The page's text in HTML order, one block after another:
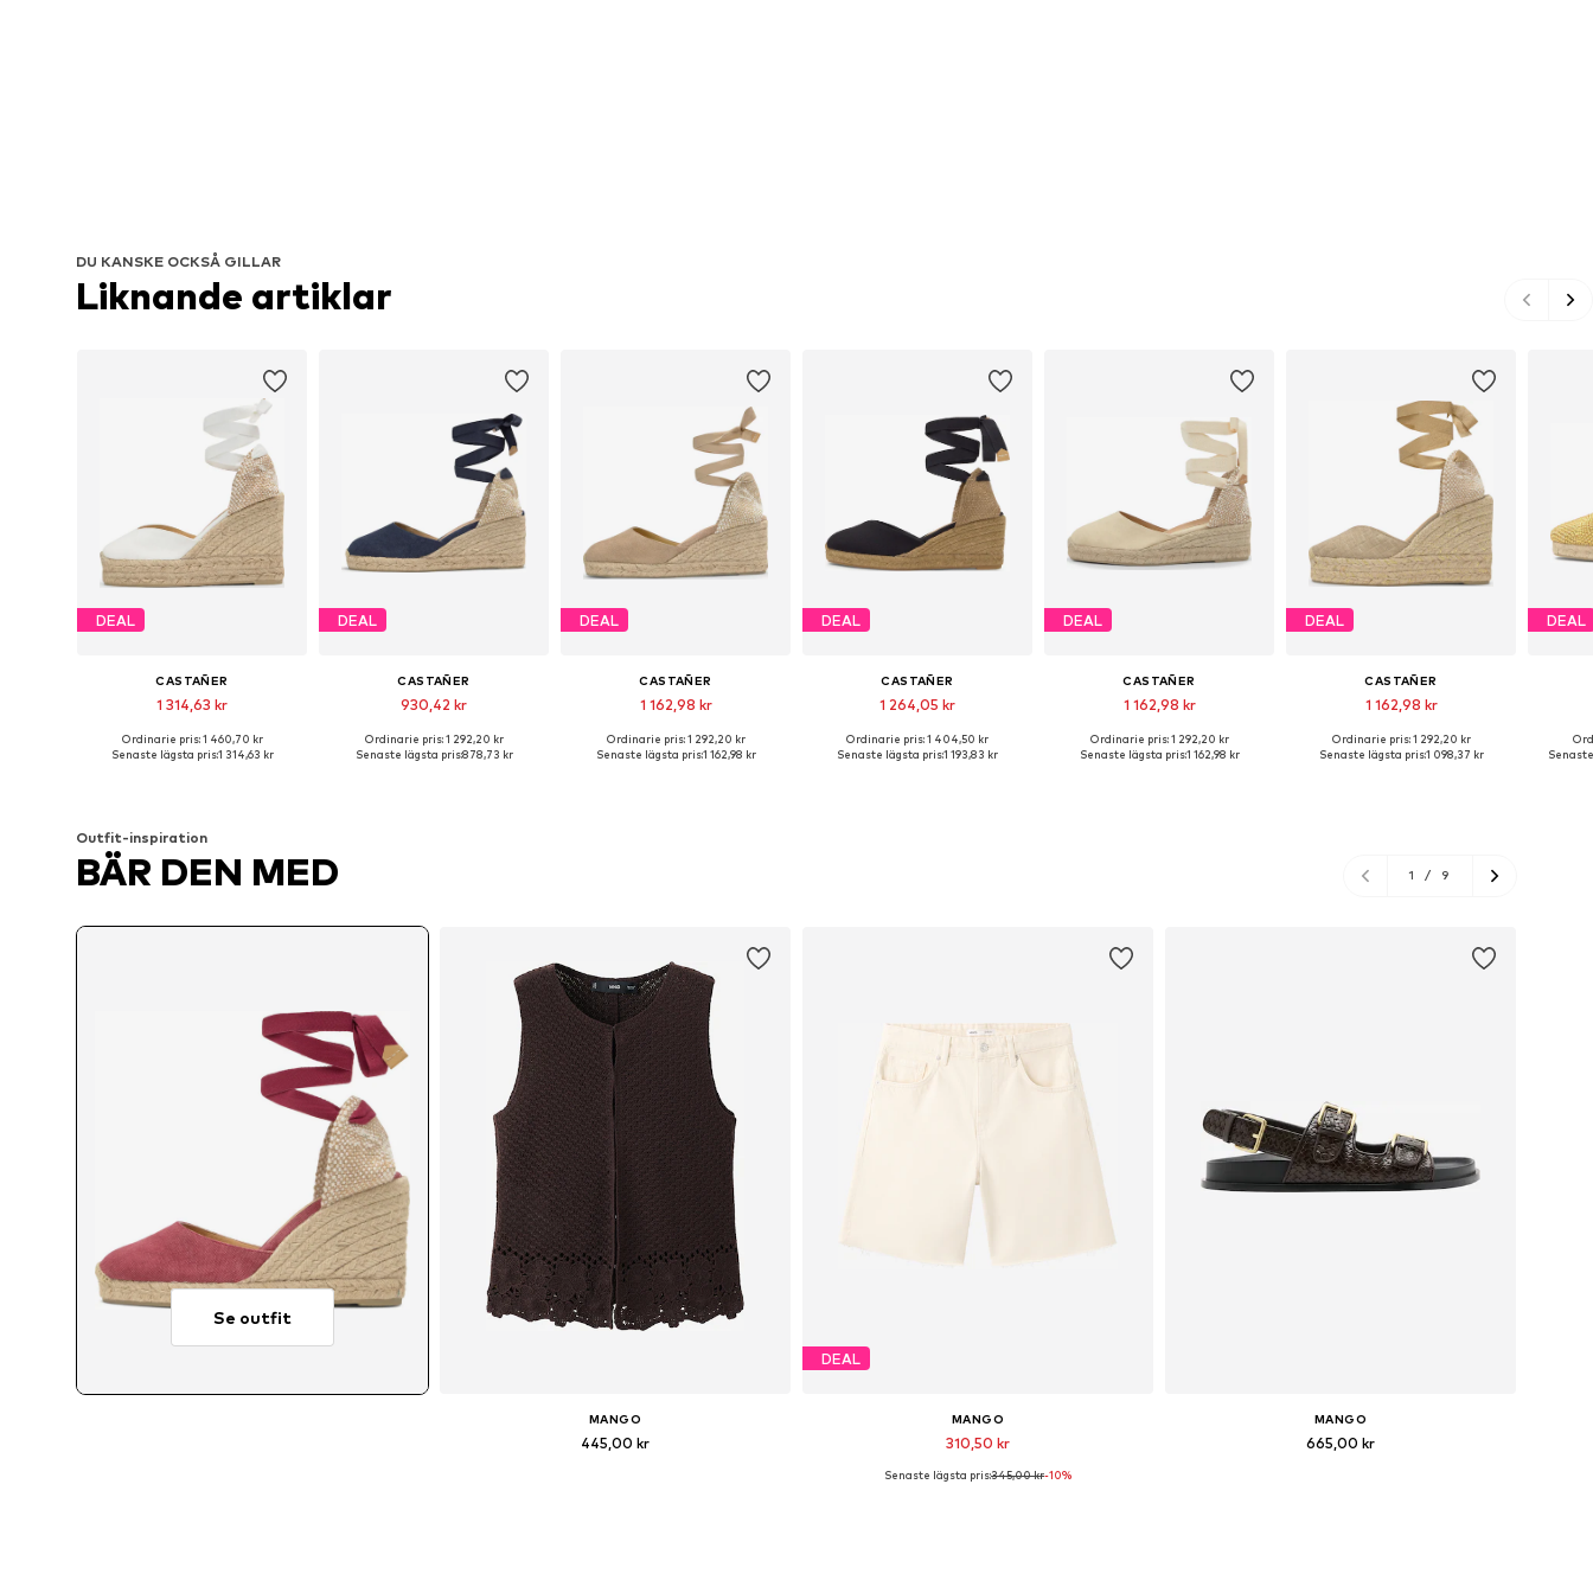
DU KANSKE OCKSÅ GILLAR
Liknande artiklar
DEAL
CASTAÑER
1 314,63 kr
Ordinarie pris: 1 460,70 kr
Senaste lägsta pris:1 314,63 kr
DEAL
CASTAÑER
930,42 kr
Ordinarie pris: 1 292,20 kr
Senaste lägsta pris:878,73 kr
DEAL
CASTAÑER
1 162,98 kr
Ordinarie pris: 1 292,20 kr
Senaste lägsta pris:1 162,98 kr
DEAL
CASTAÑER
1 264,05 kr
Ordinarie pris: 1 404,50 kr
Senaste lägsta pris:1 193,83 kr
DEAL
CASTAÑER
1 162,98 kr
Ordinarie pris: 1 292,20 kr
Senaste lägsta pris:1 162,98 kr
DEAL
CASTAÑER
1 162,98 kr
Ordinarie pris: 1 292,20 kr
Senaste lägsta pris:1 098,37 kr
DEAL
Outfit-inspiration
BÄR DEN MED 1 / 9
Se outfit
MANGO
445,00 kr
DEAL
MANGO
310,50 kr
Tillgänglig i många storlekar
Senaste lägsta pris:345,00 kr-10%
MANGO
665,00 kr